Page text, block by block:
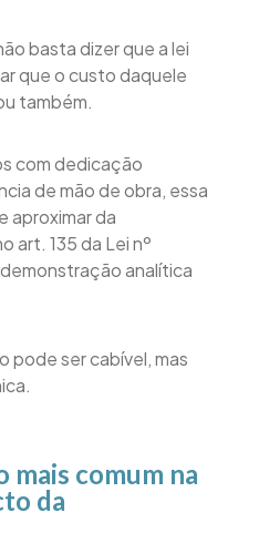
basta dizer que a lei
que o custo daquele
também.
com dedicação
de mão de obra, essa
aproximar da
art. 135 da Lei nº
analítica
pode ser cabível, mas
mais comum na
da